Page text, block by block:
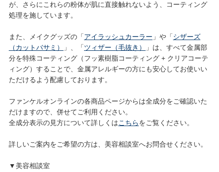
が、さらにこれらの粉体が肌に直接触れないよう、コーティング
処理を施しています。
また、メイクグッズの「アイラッシュカーラー 」や「シザーズ
（カットバサミ）
」、「ツィザー（毛抜き）
」は、すべて金属部
分を特殊コーティング（フッ素樹脂コーティング + クリアコーテ
ィング）することで、金属アレルギーの方にも安心してお使いい
ただけるよう配慮しております。
ファンケルオンラインの各商品ページからは全成分をご確認いた
だけますので、併せてご利用ください。
全成分表示の見方について詳しくはこちらをご覧ください。
詳しいご案内をご希望の方は、美容相談室へお問合せください。
▼美容相談室